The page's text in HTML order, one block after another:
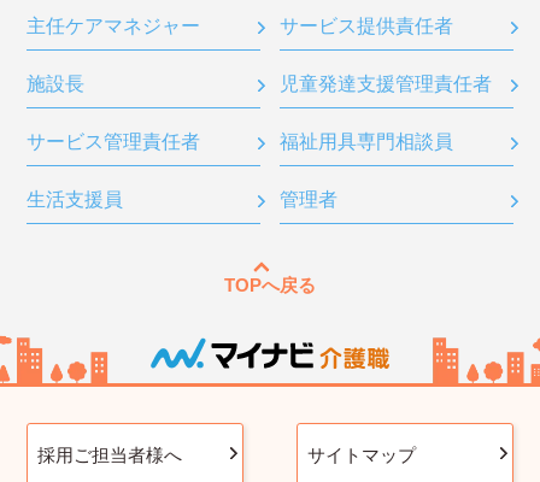
主任ケアマネジャー サービス提供責任者
施設長 児童発達支援管理責任者
サービス管理責任者 福祉用具専門相談員
生活支援員 管理者
TOPへ戻る
採用ご担当者様へ サイトマップ